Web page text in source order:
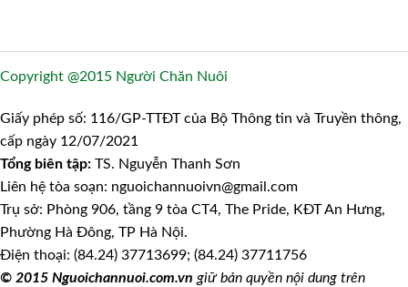
Copyright @2015 Người Chăn Nuôi
Giấy phép số: 116/GP-TTĐT của Bộ Thông tin và Truyền thông,
cấp ngày 12/07/2021
Tổng biên tập: TS. Nguyễn Thanh Sơn
Liên hệ tòa soạn: nguoichannuoivn@gmail.com
Trụ sở: Phòng 906, tầng 9 tòa CT4, The Pride, KĐT An Hưng,
Phường Hà Đông, TP Hà Nội.
Điện thoại: (84.24) 37713699; (84.24) 37711756
© 2015 Nguoichannuoi.com.vn giữ bản quyền nội dung trên